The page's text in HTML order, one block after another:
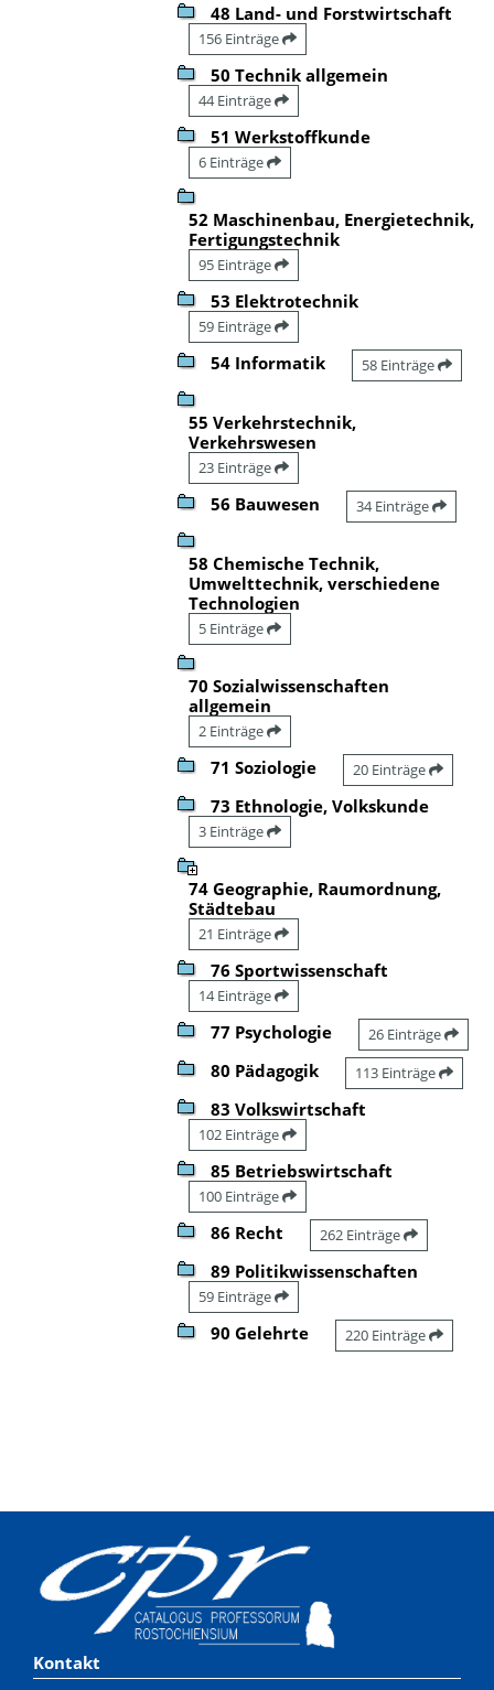
48 Land- und Forstwirtschaft
156 Einträge
50 Technik allgemein
44 Einträge
51 Werkstoffkunde
6 Einträge
52 Maschinenbau, Energietechnik,
Fertigungstechnik
95 Einträge
53 Elektrotechnik
59 Einträge
54 Informatik 58 Einträge
55 Verkehrstechnik,
Verkehrswesen
23 Einträge
56 Bauwesen 34 Einträge
58 Chemische Technik,
Umwelttechnik, verschiedene
Technologien
5 Einträge
70 Sozialwissenschaften
allgemein
2 Einträge
71 Soziologie 20 Einträge
73 Ethnologie, Volkskunde
3 Einträge
74 Geographie, Raumordnung,
Städtebau
21 Einträge
76 Sportwissenschaft
14 Einträge
77 Psychologie 26 Einträge
80 Pädagogik 113 Einträge
83 Volkswirtschaft
102 Einträge
85 Betriebswirtschaft
100 Einträge
86 Recht 262 Einträge
89 Politikwissenschaften
59 Einträge
90 Gelehrte 220 Einträge
Kontakt